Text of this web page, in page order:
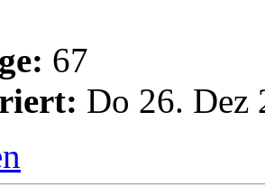
67
Do 26. Dez